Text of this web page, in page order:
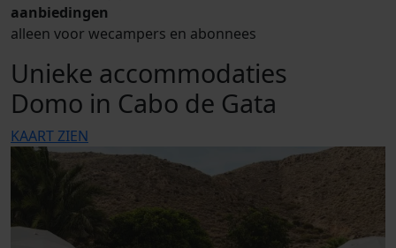
aanbiedingen
alleen voor wecampers en abonnees
Unieke accommodaties
Domo in Cabo de Gata
KAART ZIEN